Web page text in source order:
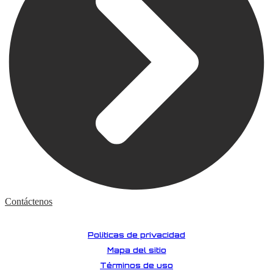
Contáctenos
Politicas de privacidad
Mapa del sitio
Términos de uso